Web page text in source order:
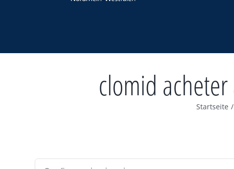
clomid
Startseite /